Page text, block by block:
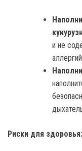
и не
Риски для здоровья: